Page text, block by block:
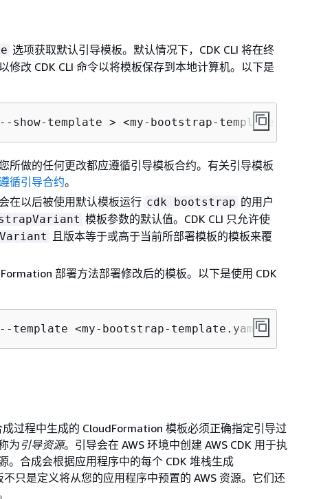
选项获取默认引导模板。默认情况下，CDK CLI 将在终
修改 CDK CLI 命令以将模板保存到本地计算机。以下是
template > <my-bootstrap-template.yaml>
所做的任何更改都应遵循引导模板合约。有关引导模板
循引导合约。
在以后被使用默认模板运行 cdk bootstrap 的用户
模板参数的默认值。CDK CLI 只允许使
且版本等于或高于当前所部署模板的模板来覆
部署方法部署修改后的模板。以下是使用 CDK
template <my-bootstrap-template.yaml>
过程中生成的 CloudFormation 模板必须正确指定引导过
为引导资源。引导会在 AWS 环境中创建 AWS CDK 用于执
。合成会根据应用程序中的每个 CDK 堆栈生成
只是定义将从您的应用程序中预置的 AWS 资源。它们还